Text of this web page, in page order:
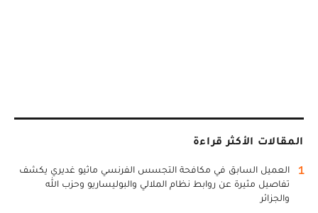
المقالات الأكثر قراءة
1
العميل السابق في مكافحة التجسس الفرنسي ماثيو غديري يكشف
تفاصيل مثيرة عن روابط نظام الملالي والبوليساريو وحزب الله
والجزائر